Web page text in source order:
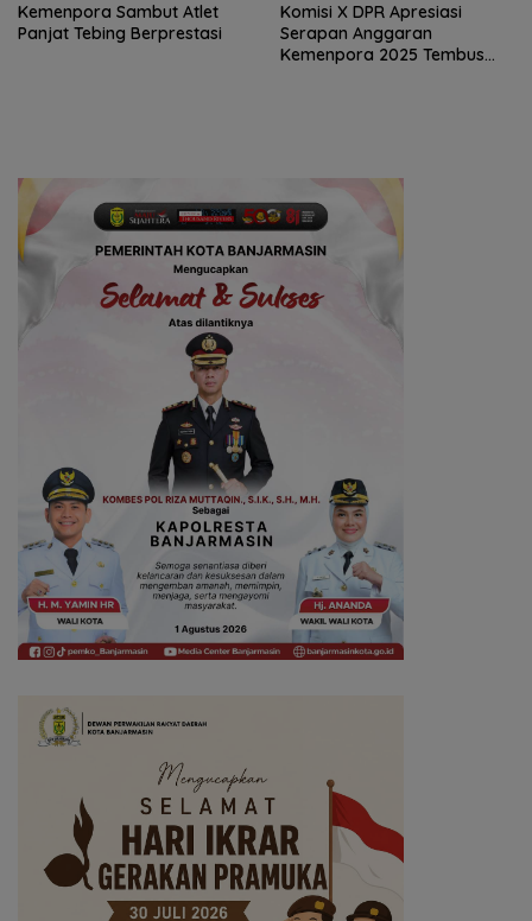
Kemenpora Sambut Atlet
Panjat Tebing Berprestasi
Komisi X DPR Apresiasi
Serapan Anggaran
Kemenpora 2025 Tembus